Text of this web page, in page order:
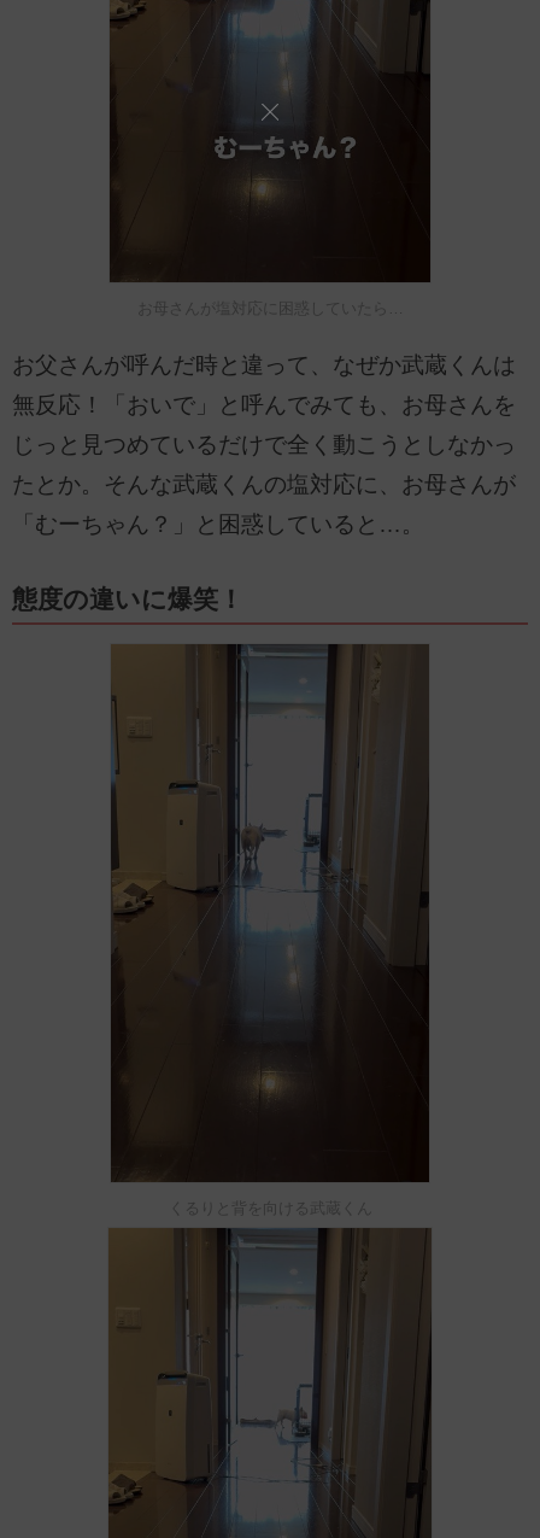
お母さんが塩対応に困惑していたら…
お父さんが呼んだ時と違って、なぜか武蔵くんは
無反応！「おいで」と呼んでみても、お母さんを
じっと見つめているだけで全く動こうとしなかっ
たとか。そんな武蔵くんの塩対応に、お母さんが
「むーちゃん？」と困惑していると…。
態度の違いに爆笑！
くるりと背を向ける武蔵くん